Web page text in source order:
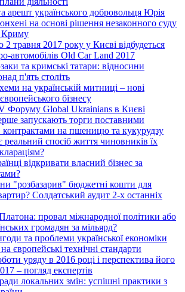
арешт українського добровольця Юрія
на основі рішення незаконного суду
Криму
2 травня 2017 року у Києві відбудеться
автомобілів Old Car Land 2017
та кримські татари: відносини
п'ять століть
на українській митниці – нові
бізнесу
Форуму Global Ukrainians в Києві
запускають торги поставними
на пшеницю та кукурудзу
реальний спосіб життя чиновників їх
відкривати власний бізнес за
"розбазарив" бюджетні кошти для
Солдатський аудит 2-х останніх
провал міжнародної політики або
громадян за мільярд?
та проблеми української економіки
європейські технічні стандарти
уряду в 2016 році і перспектива його
– погляд експертів
локальних змін: успішні практики з